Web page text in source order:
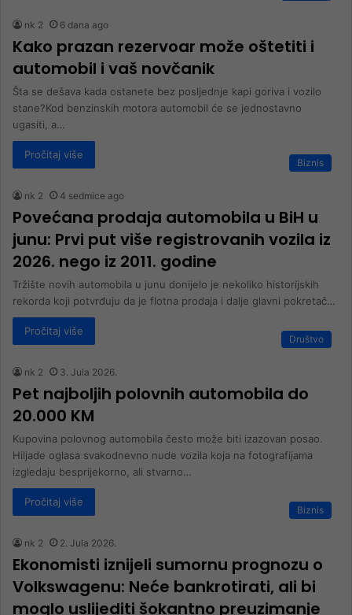
nk 2 6 dana ago
Kako prazan rezervoar može oštetiti i
automobil i vaš novčanik
Šta se dešava kada ostanete bez posljednje kapi goriva i vozilo
stane?Kod benzinskih motora automobil će se jednostavno
ugasiti, a…
Pročitaj više
Biznis
nk 2 4 sedmice ago
Povećana prodaja automobila u BiH u
junu: Prvi put više registrovanih vozila iz
2026. nego iz 2011. godine
Tržište novih automobila u junu donijelo je nekoliko historijskih
rekorda koji potvrđuju da je flotna prodaja i dalje glavni pokretač…
Pročitaj više
Društvo
nk 2 3. Jula 2026.
Pet najboljih polovnih automobila do
20.000 KM
Kupovina polovnog automobila često može biti izazovan posao.
Hiljade oglasa svakodnevno nude vozila koja na fotografijama
izgledaju besprijekorno, ali stvarno…
Pročitaj više
Biznis
nk 2 2. Jula 2026.
Ekonomisti iznijeli sumornu prognozu o
Volkswagenu: Neće bankrotirati, ali bi
moglo uslijediti šokantno preuzimanje